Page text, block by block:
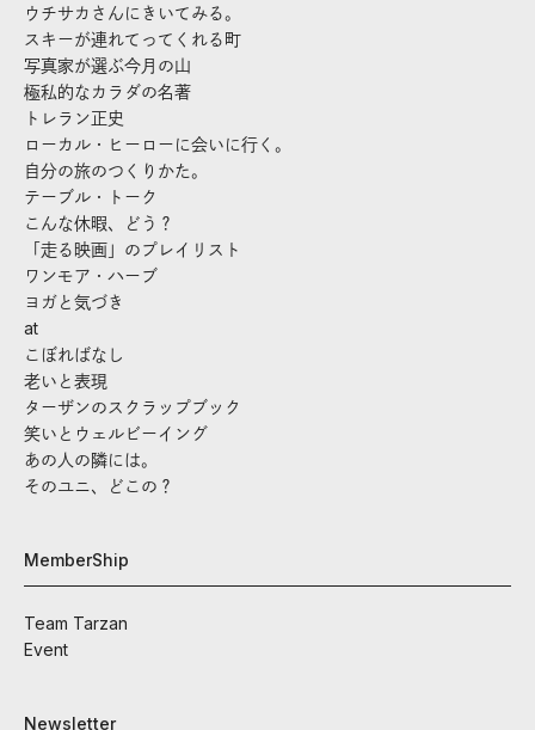
ウチサカさんにきいてみる。
スキーが連れてってくれる町
写真家が選ぶ今月の山
極私的なカラダの名著
トレラン正史
ローカル・ヒーローに会いに行く。
自分の旅のつくりかた。
テーブル・トーク
こんな休暇、どう？
「走る映画」のプレイリスト
ワンモア・ハーブ
ヨガと気づき
at
こぼればなし
老いと表現
ターザンのスクラップブック
笑いとウェルビーイング
あの人の隣には。
そのユニ、どこの？
MemberShip
Team Tarzan
Event
Newsletter